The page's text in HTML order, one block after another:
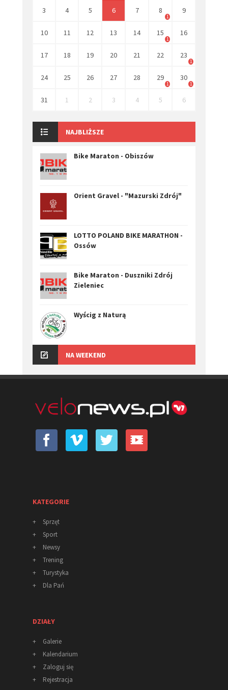
3 4 5 6 7 8
1
9
10 11 12 13 14 15
1
16
17 18 19 20 21 22 23
1
24 25 26 27 28 29
1
30
1
31 1 2 3 4 5 6
NAJBLIŻSZE
Bike Maraton - Obiszów
Orient Gravel - "Mazurski Zdrój"
LOTTO POLAND BIKE MARATHON -
Ossów
Bike Maraton - Duszniki Zdrój
Zieleniec
Wyścig z Naturą
NA WEEKEND
KATEGORIE
+
Sprzęt
+
Sport
+
Newsy
+
Trening
+
Turystyka
+
Dla Pań
DZIAŁY
+
Galerie
+
Kalendarium
+
Zaloguj się
+
Rejestracja